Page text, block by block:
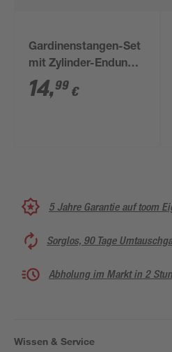
Gardinenstangen-Set
mit Zylinder-Endung
weiß 125-240 cm
14,99 €
5 Jahre Garantie auf toom
Sorglos, 90 Tage
Abholung im Markt in 2
Wissen & Service